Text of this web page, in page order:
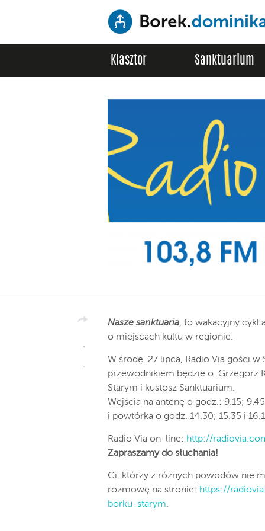
Klasztor Sanktuarium
Nasze sanktuaria, to wakacyjny cykl
o miejscach kultu w regionie.
W środę, 27 lipca, Radio Via gości
przewodnikiem będzie o. Grzegorz
Starym i kustosz Sanktuarium.
Wejścia na antenę o godz.: 9.15;
i powtórka o godz. 14.30; 15.35 i
Radio Via on-line: http://
Zapraszamy do słuchania!
Ci, którzy z różnych powodów nie
rozmowę na stronie: https://
borku-starym.